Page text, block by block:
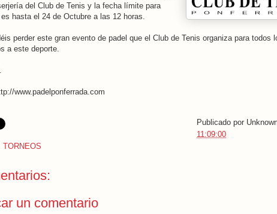
del Club de Tenis y la fecha límite para
hasta el 24 de Octubre a las 12 horas.
perder este gran evento de padel que el Club de Tenis organiza para todos
a este deporte.
www.padelponferrada.com
Publicado por
11:09:00
TORNEOS
un comentario